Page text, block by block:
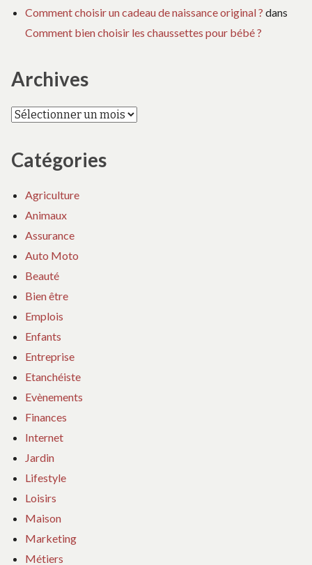
Comment choisir un cadeau de naissance original ? dans
Comment bien choisir les chaussettes pour bébé ?
Archives
Archives
Catégories
Agriculture
Animaux
Assurance
Auto Moto
Beauté
Bien être
Emplois
Enfants
Entreprise
Etanchéiste
Evènements
Finances
Internet
Jardin
Lifestyle
Loisirs
Maison
Marketing
Métiers